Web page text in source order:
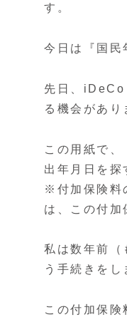
す。
今日は『国民
先日、iDeCo
る機会があり
この用紙で
出年月日を探
※付加保険料
は、この付加
私は数年前（
う手続きをし
この付加保